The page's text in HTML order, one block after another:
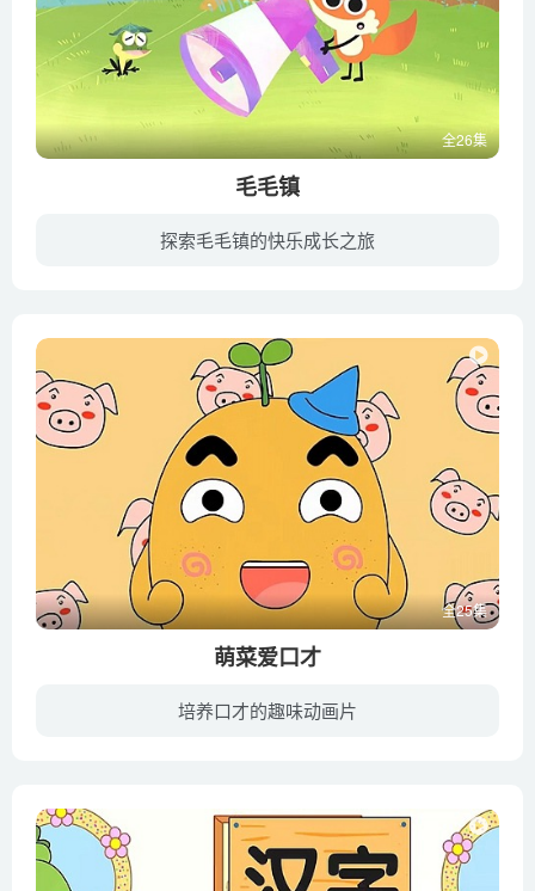
全26集
毛毛镇
探索毛毛镇的快乐成长之旅
全25集
萌菜爱口才
培养口才的趣味动画片